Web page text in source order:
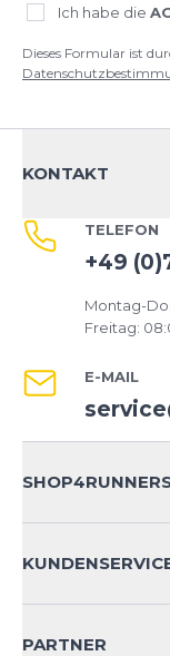
Ich habe die
Dieses Formular ist
KONTAKT
TELEFON
+49
Montag-
Freitag:
E-MAIL
PARTNER